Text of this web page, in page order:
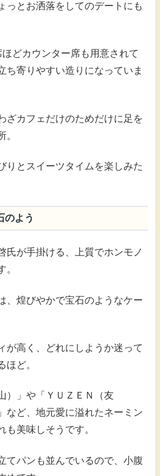
っとお洒落をしてのデートにも
どカウンター席も用意されて
ち寄りやすい造りになっていま
ざカフェだけのためだけに足を
。
りとスイーツタイムを楽しみた
のよう
氏が手掛ける、上質でホンモノ
。
、煌びやかで宝石のようなケー
が高く、どれにしようか迷って
ほど。
）」や「ＹＵＺＥＮ（友
など、地元愛に溢れたネーミン
も美味しそうです。
てパンも並んでいるので、小腹